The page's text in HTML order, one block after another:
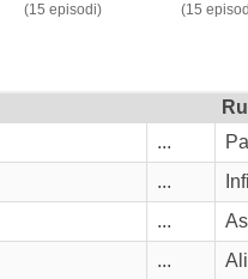
(15 episodi)
(15
...
...
...
...